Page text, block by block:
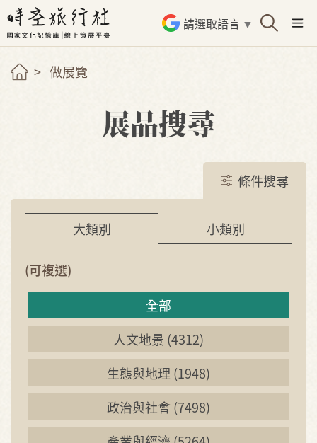
請選取語言 ▼
做展覽
展品搜尋
條件搜尋
大類別 小類別
(可複選)
全部
人文地景 (4312)
生態與地理 (1948)
政治與社會 (7498)